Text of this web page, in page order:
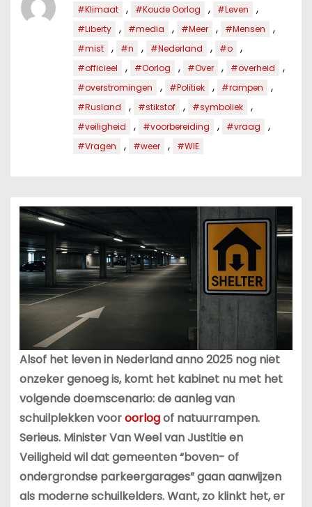
#Klimaat , #Koude Oorlog , #Leven ,
#Liberty , #media , #Meer , #Mensen ,
#mist , #n , #Nederland , #o ,
#officieel , #Oorlog , #Over , #overheid ,
#overstromingen , #Politiek , #rampen ,
#Rusland , #stikstof , #symboliek ,
#veiligheid , #voorbereiding , #vraag ,
#Vragen , #weer , #WIE
Alsof het leven in Nederland anno 2025 nog niet
onzeker genoeg is, komt het kabinet nu met het
volgende doemscenario: de aanleg van
schuilplekken vooroorlogof natuurrampen.
Serieus. Minister Van Weel van Justitie en
Veiligheid wil dat gemeenten “boven- of
ondergrondse parkeergarages” gaan aanwijzen
als moderne schuilkelders. Want, zo klinkt het, er